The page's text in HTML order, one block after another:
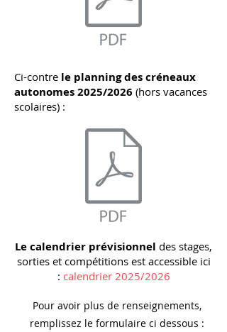
Ci-contre le planning des créneaux
autonomes 2025/2026 (hors vacances
scolaires) :
Le calendrier prévisionnel des stages,
sorties et compétitions est accessible ici
: calendrier 2025/2026
Pour avoir plus de renseignements,
remplissez le formulaire ci dessous :